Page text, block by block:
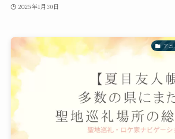
2025年1月30日
ア